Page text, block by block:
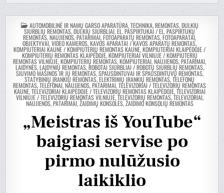
POSTED
IN
AUTOMOBILINĖ IR NAMŲ GARSO APARATŪRA, TECHNIKA, REMONTAS,DULKIŲ
SIURBLIŲ REMONTAS, DULKIŲ SIURBLIAI,EL. PASPIRTUKAI / EL. PASPIRTUKŲ
REMONTAS, NAUJIENOS, PATARIMAI,FOTOAPARATŲ REMONTAS, FOTOAPARATAI,
OBJEKTYVAI, VIDEO KAMEROS,KAVOS APARATAI / KAVOS APARATŲ REMONTAS,
KOMPIUTERIAI KAUNE / KOMPIUTERIŲ REMONTAS KAUNE,KOMPIUTERIAI KLAIPĖDOJE /
KOMPIUTERIŲ REMONTAS KLAIPĖDOJE,KOMPIUTERIAI VILNIUJE / KOMPIUTERIŲ
REMONTAS VILNIUJE,KOMPIUTERIŲ REMONTAS, KOMPIUTERIAI, NAUJIENOS, PATARIMAI,
LAIDYNĖS, LAIDYNIŲ REMONTAS,ROBOTAI SIURBLIAI / ROBOTŲ SIURBLIŲ REMONTAS,
SIUVIMO MAŠINOS IR JŲ REMONTAS,SPAUSDINTUVAI IR SPAUSDINTUVŲ REMONTAS,
STATYBINIŲ ĮRANKIŲ REMONTAS, ELEKTRINIŲ ĮRANKIŲ REMONTAS,TELEFONŲ
REMONTAS, TELEFONAI, NAUJIENOS, PATARIMAI,TELEVIZORIAI / TELEVIZORIŲ REMONTAS
KAUNE,TELEVIZORIAI KLAIPĖDOJE / TELEVIZORIŲ REMONTAS KLAIPĖDOJE,TELEVIZORIAI
VILNIUJE / TELEVIZORIŲ REMONTAS VILNIUJE,TELEVIZORIŲ REMONTAS, TELEVIZORIAI,
NAUJIENOS, PATARIMAI,ŽAIDIMŲ KONSOLĖS, ŽAIDIMO KONSOLIŲ REMONTAS
„Meistras iš YouTube“
baigiasi servise po
pirmo nulūžusio
laikiklio